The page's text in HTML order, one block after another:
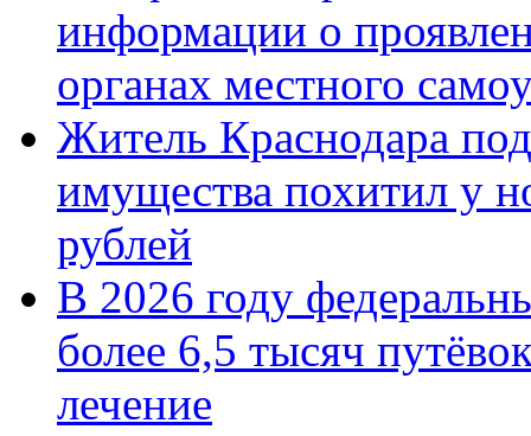
информации о
органах местного
Житель Краснодара
имущества похитил у
рублей
В 2026 году
более 6,5 тысяч
лечение